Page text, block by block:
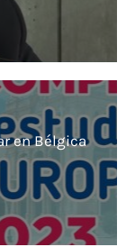
en Bélgica